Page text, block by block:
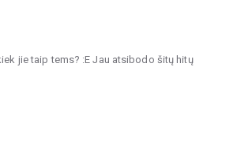
jie taip tems? :E Jau atsibodo šitų hitų